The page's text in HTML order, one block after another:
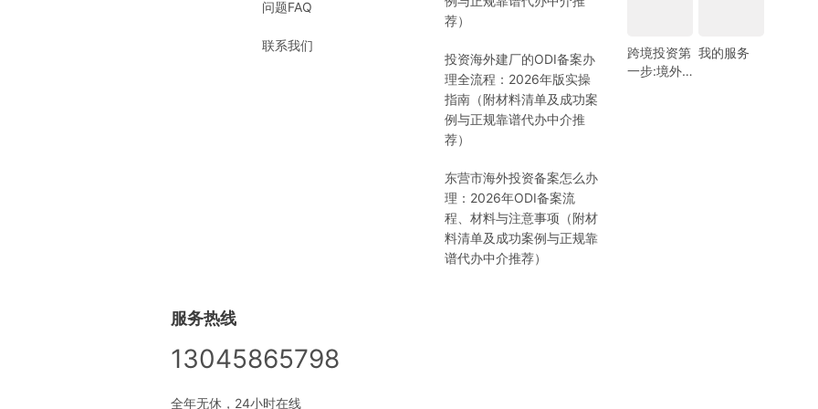
问题FAQ
联系我们
荐）
投资海外建厂的ODI备案办
理全流程：2026年版实操
指南（附材料清单及成功案
例与正规靠谱代办中介推
荐）
东营市海外投资备案怎么办
理：2026年ODI备案流
程、材料与注意事项（附材
料清单及成功案例与正规靠
谱代办中介推荐）
跨境投资第
一步:境外
我的服务
服务热线
13045865798
全年无休，24小时在线